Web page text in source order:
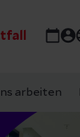
arbeiten